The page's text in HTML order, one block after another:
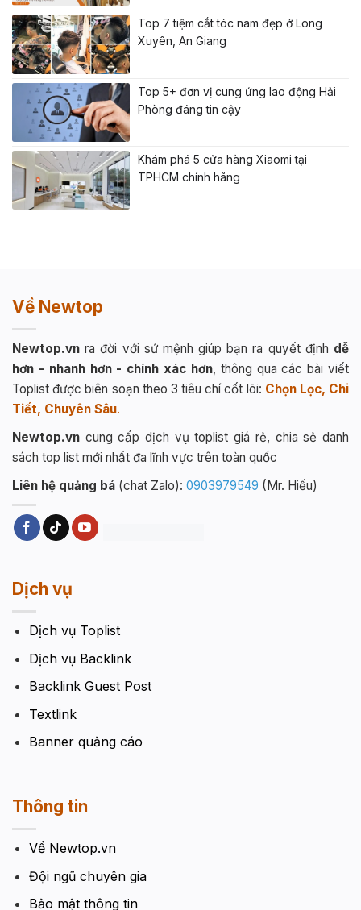
Top 7 tiệm cắt tóc nam đẹp ở Long
Xuyên, An Giang
Top 5+ đơn vị cung ứng lao động Hải
Phòng đáng tin cậy
Khám phá 5 cửa hàng Xiaomi tại
TPHCM chính hãng
Về Newtop
Newtop.vn ra đời với sứ mệnh giúp bạn ra quyết định dễ
hơn - nhanh hơn - chính xác hơn, thông qua các bài viết
Toplist được biên soạn theo 3 tiêu chí cốt lõi: Chọn Lọc, Chi
Tiết, Chuyên Sâu.
Newtop.vn cung cấp dịch vụ toplist giá rẻ, chia sẻ danh
sách top list mới nhất đa lĩnh vực trên toàn quốc
Liên hệ quảng bá (chat Zalo): 0903979549 (Mr. Hiếu)
Dịch vụ
Dịch vụ Toplist
Dịch vụ Backlink
Backlink Guest Post
Textlink
Banner quảng cáo
Thông tin
Về Newtop.vn
Đội ngũ chuyên gia
Bảo mật thông tin